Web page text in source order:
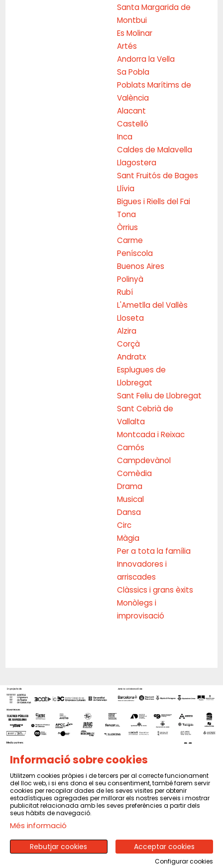
Santa Margarida de
Montbui
Es Molinar
Artés
Andorra la Vella
Sa Pobla
Poblats Marítims de
València
Alacant
Castelló
Inca
Caldes de Malavella
Llagostera
Sant Fruitós de Bages
Llívia
Bigues i Riells del Fai
Tona
Òrrius
Carme
Peníscola
Buenos Aires
Polinyà
Rubí
L'Ametlla del Vallès
Lloseta
Alzira
Corçà
Andratx
Esplugues de
Llobregat
Sant Feliu de Llobregat
Sant Cebrià de
Vallalta
Montcada i Reixac
Camós
Campdevànol
Comèdia
Drama
Musical
Dansa
Circ
Màgia
Per a tota la família
Innovadores i
arriscades
Clàssics i grans èxits
Monòlegs i
improvisació
Sitemap | Avís Legal | Política de privacitat | Contactar
Informació sobre cookies
Utilitzem cookies pròpies i de tercers per al correcte funcionament
del lloc web, i si ens dona el seu consentiment, també farem servir
cookies per recopilar dades de les seves visites per obtenir
estadístiques agregades per millorar els nostres serveis i mostrar
publicitat relacionada amb les seves preferències a partir dels
seus hàbits de navegació.
Més informació
Acceptar cookies
Rebutjar cookies
Configurar cookies